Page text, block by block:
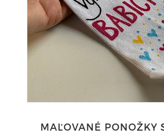
MAĽOVANÉ PONOŽKY